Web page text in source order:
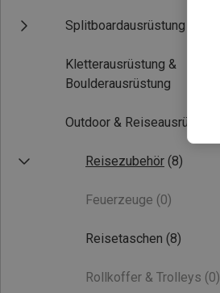
Splitboardausrüstung
Kletterausrüstung &
Boulderausrüstung
Outdoor & Reiseausrüstung
Reisezubehör (8)
Feuerzeuge (0)
Reisetaschen (8)
Rollkoffer & Trolleys (0)